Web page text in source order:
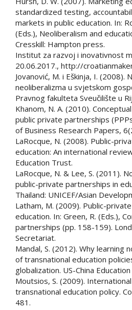
standardized testing,
markets in public education. In:
(Eds.), Neoliberalism and
Cresskill: Hampton press.
Institut za razvoj i inovativnost
20.06.2017., http://
Jovanović, M. i Eškinja, I. (2008).
neoliberalizma u svjetskom
Pravnog fakulteta Sveučilište u
Khanom, N. A. (2010).
public private partnerships
of Business Research Papers,
LaRocque, N. (2008). Public-
education: An international
Education Trust.
LaRocque, N. & Lee, S. (2011).
public-private partnerships in
Thailand: UNICEF/Asian
Latham, M. (2009). Public-
education. In: Green, R. (Eds.),
partnerships (pp. 158-159).
Secretariat.
Mandal, S. (2012). Why learning
of transnational education
globalization. US-China
Moutsios, S. (2009).
transnational education policy.
481.